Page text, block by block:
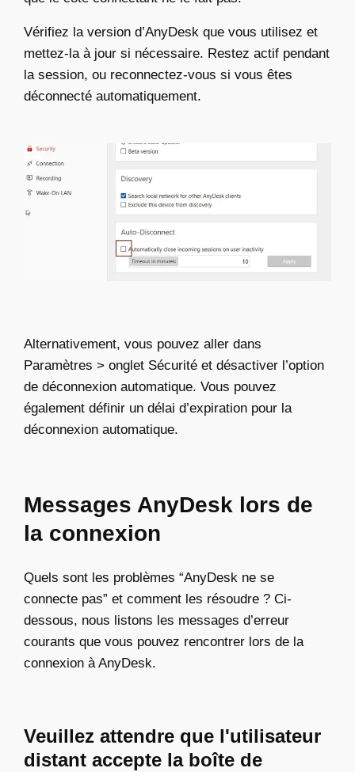
Vérifiez la version d’AnyDesk que vous utilisez et
mettez-la à jour si nécessaire. Restez actif pendant
la session, ou reconnectez-vous si vous êtes
déconnecté automatiquement.
Alternativement, vous pouvez aller dans
Paramètres > onglet Sécurité et désactiver l’option
de déconnexion automatique. Vous pouvez
également définir un délai d’expiration pour la
déconnexion automatique.
Messages AnyDesk lors de
la connexion
Quels sont les problèmes “AnyDesk ne se
connecte pas” et comment les résoudre ? Ci-
dessous, nous listons les messages d’erreur
courants que vous pouvez rencontrer lors de la
connexion à AnyDesk.
Veuillez attendre que l'utilisateur
distant accepte la boîte de